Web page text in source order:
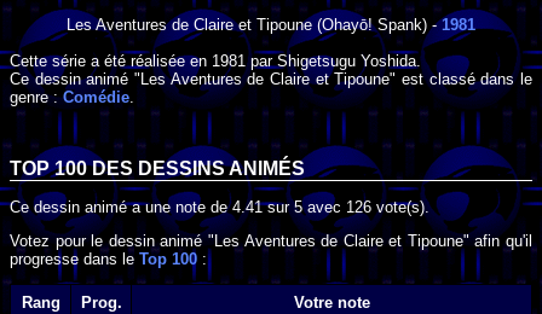
Les Aventures de Claire et Tipoune (Ohayō! Spank) -1981
Cette série a été réalisée en 1981 par Shigetsugu Yoshida .
Ce dessin animé "Les Aventures de Claire et Tipoune" est classé dans le
genre :Comédie
TOP 100 DES DESSINS ANIMÉS
Ce dessin animé a une note de4.41sur5avec 126 vote(s).
Votez pour le dessin animé "Les Aventures de Claire et Tipoune" afin qu'il
progresse dans le Top 100 :
Rang Prog. Votre note